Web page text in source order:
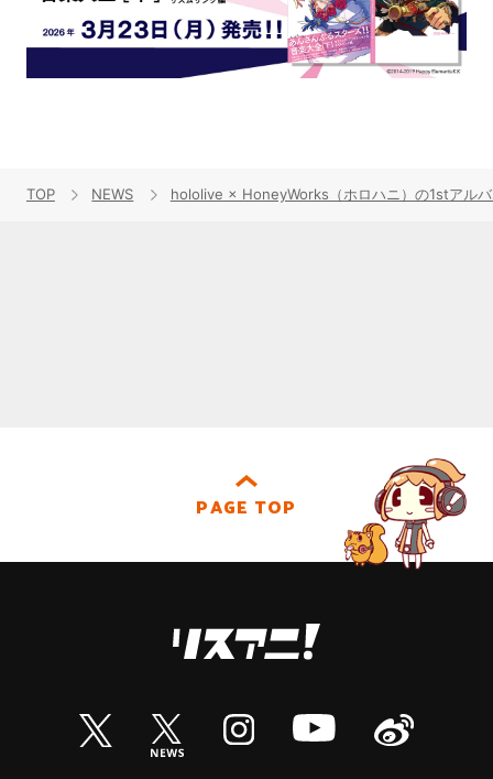
TOP NEWS hololive × HoneyWorks（ホロハニ）の1stアル
PAGE TOP